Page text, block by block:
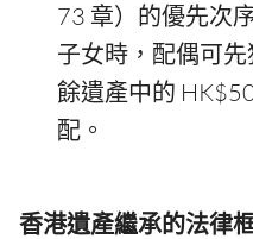
73 章）的優先次
子女時，配偶可
餘遺產中的
配。
香港遺產繼承的法律